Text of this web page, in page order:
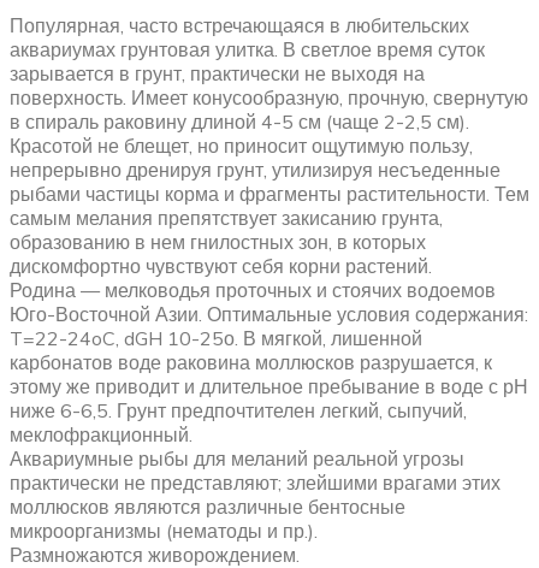
Популярная, часто встречающаяся в любительских
аквариумах грунтовая улитка. В светлое время суток
зарывается в грунт, практически не выходя на
поверхность. Имеет конусообразную, прочную, свернутую
в спираль раковину длиной 4-5 см (чаще 2-2,5 см).
Красотой не блещет, но приносит ощутимую пользу,
непрерывно дренируя грунт, утилизируя несъеденные
рыбами частицы корма и фрагменты растительности. Тем
самым мелания препятствует закисанию грунта,
образованию в нем гнилостных зон, в которых
дискомфортно чувствуют себя корни растений.
Родина — мелководья проточных и стоячих водоемов
Юго-Восточной Азии. Оптимальные условия содержания:
T=22-24oC, dGH 10-25о. В мягкой, лишенной
карбонатов воде раковина моллюсков разрушается, к
этому же приводит и длительное пребывание в воде с рН
ниже 6-6,5. Грунт предпочтителен легкий, сыпучий,
меклофракционный.
Аквариумные рыбы для меланий реальной угрозы
практически не представляют; злейшими врагами этих
моллюсков являются различные бентосные
микроорганизмы (нематоды и пр.).
Размножаются живорождением.